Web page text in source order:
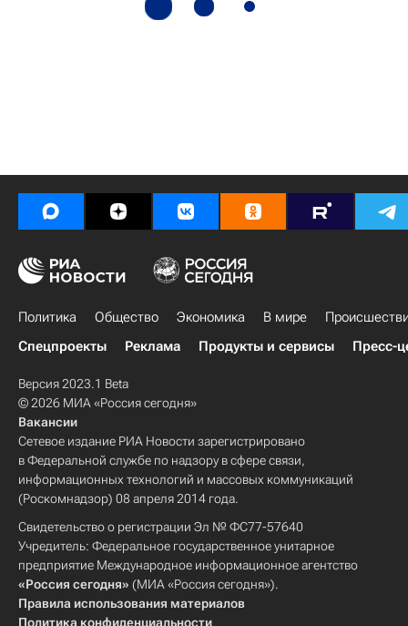
Политика Общество Экономика В мире
Спецпроекты
Реклама Продукты и сервисы Пресс-
Версия 2023.1 Beta
© 2026 МИА «Россия сегодня»
Вакансии
Сетевое издание РИА Новости зарегистрировано
в Федеральной службе по надзору в сфере связи,
информационных технологий и массовых коммуникаций
(Роскомнадзор) 08 апреля 2014 года.
Свидетельство о регистрации Эл № ФС77-57640
Учредитель: Федеральное государственное унитарное
предприятие Международное информационное агентство
«Россия сегодня» (МИА «Россия сегодня»).
Правила использования материалов
Политика конфиденциальности